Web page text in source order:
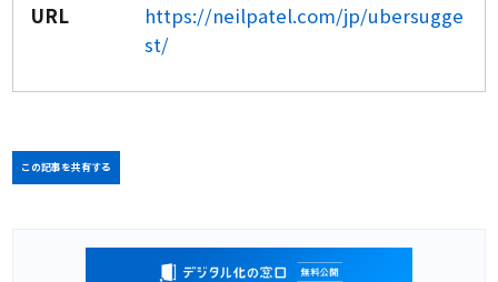
URL
https://neilpatel.com/jp/ubersugge
st/
この記事を共有する